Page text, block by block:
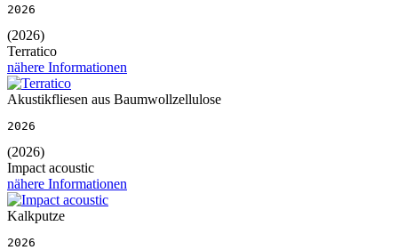
2026
(2026)
Terratico
nähere Informationen
Akustikfliesen aus Baumwollzellulose
2026
(2026)
Impact acoustic
nähere Informationen
Kalkputze
2026